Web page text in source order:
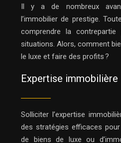
Il y a de nombreux
l’immobilier de prestige.
comprendre la
situations. Alors, comment
le luxe et faire des profits ?
Expertise immobilière
Solliciter l’expertise
des stratégies efficaces
de biens de luxe ou